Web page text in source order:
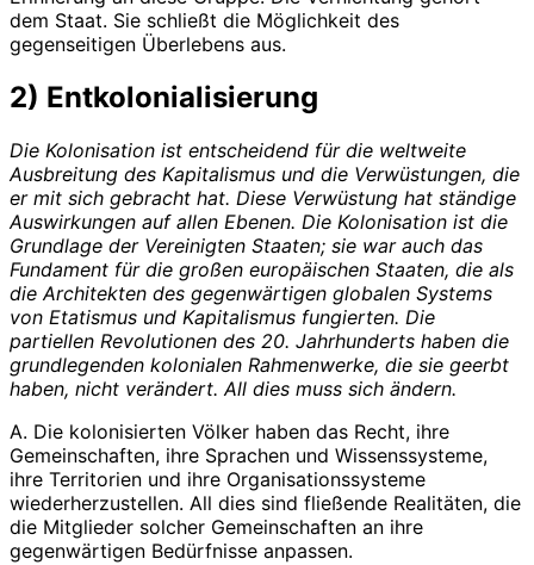
dem Staat. Sie schließt die Möglichkeit des
gegenseitigen Überlebens aus.
2) Entkolonialisierung
Die Kolonisation ist entscheidend für die weltweite
Ausbreitung des Kapitalismus und die Verwüstungen, die
er mit sich gebracht hat. Diese Verwüstung hat ständige
Auswirkungen auf allen Ebenen. Die Kolonisation ist die
Grundlage der Vereinigten Staaten; sie war auch das
Fundament für die großen europäischen Staaten, die als
die Architekten des gegenwärtigen globalen Systems
von Etatismus und Kapitalismus fungierten. Die
partiellen Revolutionen des 20. Jahrhunderts haben die
grundlegenden kolonialen Rahmenwerke, die sie geerbt
haben, nicht verändert. All dies muss sich ändern.
A. Die kolonisierten Völker haben das Recht, ihre
Gemeinschaften, ihre Sprachen und Wissenssysteme,
ihre Territorien und ihre Organisationssysteme
wiederherzustellen. All dies sind fließende Realitäten, die
die Mitglieder solcher Gemeinschaften an ihre
gegenwärtigen Bedürfnisse anpassen.